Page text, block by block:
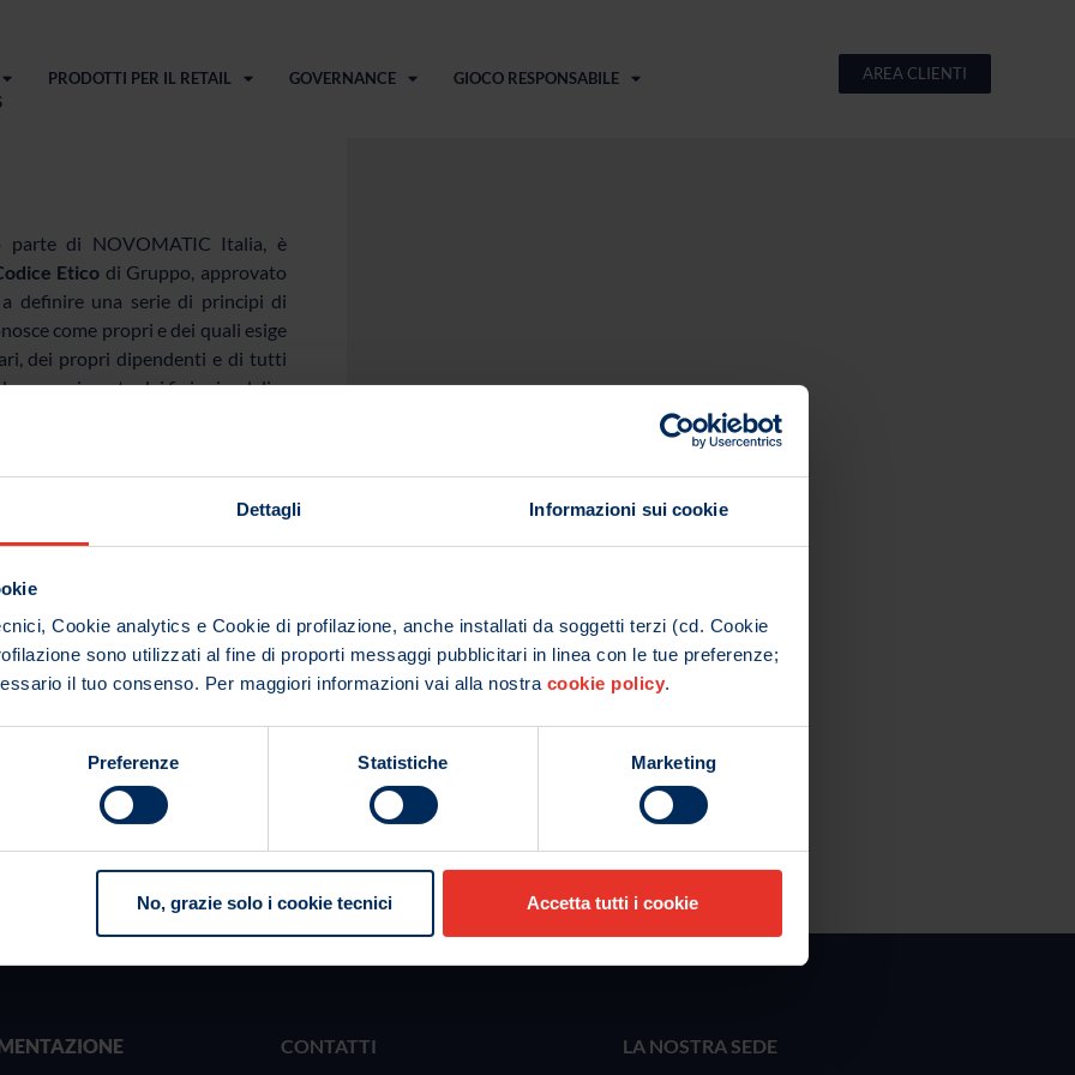
Dettagli Informazioni sui cookie
Cookie analytics e Cookie di profilazione, anche installati da soggetti terzi (cd. Cookie
sono utilizzati al fine di proporti messaggi pubblicitari in linea con le tue preferenze;
il tuo consenso. Per maggiori informazioni vai alla nostra cookie policy.
Preferenze Statistiche Marketing
No, grazie solo i cookie tecnici Accetta tutti i cookie
PRODOTTI PER IL RETAIL GOVERNANCE
GIOCO RESPONSABILE
AREA CLIENTI
parte di NOVOMATIC Italia, è
Etico di Gruppo, approvato
definire una serie di principi di
come propri e dei quali esige
dei propri dipendenti e di tutti
perseguimento dei fini aziendali.
lo svolgimento dell’attività, il
societaria al rispetto, non
ma anche di principi etici
generale e rappresenta uno
di tutte le società del Gruppo
di lavoro e punto di riferimento
contiene una serie di principi
onestà, imparzialità, eguaglianza,
fede, ad ogni comportamento,
dei suoi dipendenti e di
delle attività del Gruppo
CONTATTI LA NOSTRA SEDE